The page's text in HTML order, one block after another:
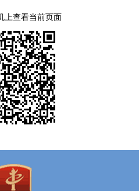
上查看当前页面